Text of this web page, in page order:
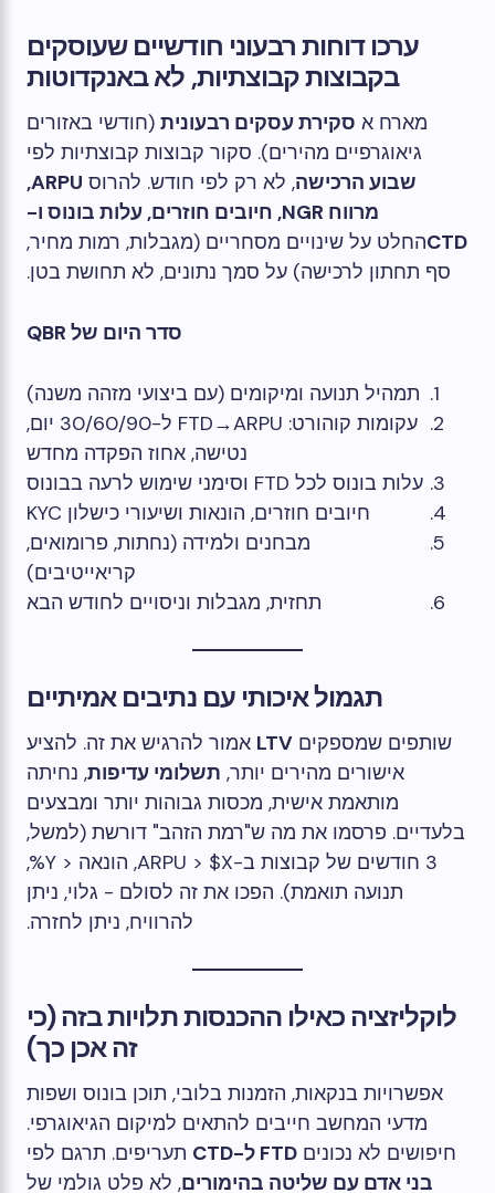
ערכו דוחות רבעוני חודשיים שעוסקים
בקבוצות קבוצתיות, לא באנקדוטות
מארח א סקירת עסקים רבעונית (חודשי באזורים
גיאוגרפיים מהירים). סקור קבוצות קבוצתיות לפי
שבוע הרכישה, לא רק לפי חודש. להרוס
ARPU,
מרווח NGR, חיובים חוזרים, עלות בונוס ו-
CTDהחלט על שינויים מסחריים (מגבלות, רמות מחיר,
סף תחתון לרכישה) על סמך נתונים, לא תחושת בטן.
סדר היום של QBR
תמהיל תנועה ומיקומים (עם ביצועי מזהה משנה)
עקומות קוהורט: FTD→ARPU ל-30/60/90 יום,
נטישה, אחוז הפקדה מחדש
עלות בונוס לכל FTD וסימני שימוש לרעה בבונוס
חיובים חוזרים, הונאות ושיעורי כישלון KYC
מבחנים ולמידה (נחתות, פרומואים,
קריאייטיבים)
תחזית, מגבלות וניסויים לחודש הבא
תגמול איכותי עם נתיבים אמיתיים
שותפים שמספקים LTV אמור להרגיש את זה. להציע
אישורים מהירים יותר, תשלומי עדיפות, נחיתה
מותאמת אישית, מכסות גבוהות יותר ומבצעים
בלעדיים. פרסמו את מה ש"רמת הזהב" דורשת (למשל,
3 חודשים של קבוצות ב-ARPU > $X, הונאה < Y%,
תנועה תואמת). הפכו את זה לסולם - גלוי, ניתן
להרוויח, ניתן לחזרה.
לוקליזציה כאילו ההכנסות תלויות בזה (כי
זה אכן כך)
אפשרויות בנקאות, הזמנות בלובי, תוכן בונוס ושפות
מדעי המחשב חייבים להתאים למיקום הגיאוגרפי.
חיפושים לא נכונים FTD ל-CTD
תעריפים. תרגם לפי
בני אדם עם שליטה בהימורים, לא פלט גולמי של